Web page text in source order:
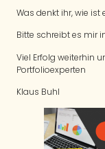
Was denkt ihr, wie ist
Bitte schreibt es mir
Viel Erfolg weiterhin
Portfolioexperten
Klaus Buhl